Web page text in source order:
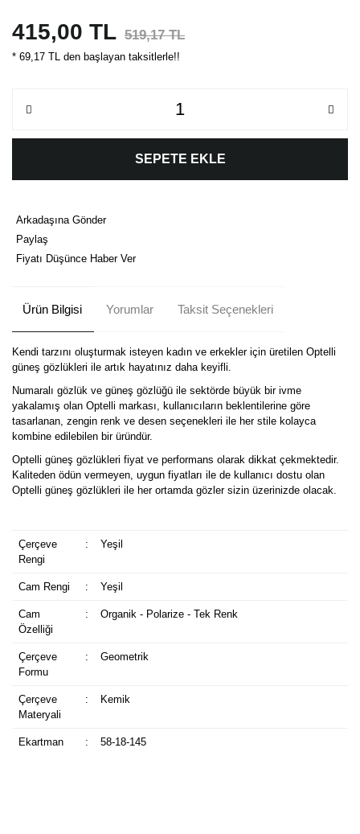
415,00 TL 519,17 TL
* 69,17 TL den başlayan taksitlerle!!
SEPETE EKLE
Arkadaşına Gönder
Paylaş
Fiyatı Düşünce Haber Ver
Ürün Bilgisi Yorumlar Taksit Seçenekleri
Kendi tarzını oluşturmak isteyen kadın ve erkekler için üretilen Optelli
güneş gözlükleri ile artık hayatınız daha keyifli.
Numaralı gözlük ve güneş gözlüğü ile sektörde büyük bir ivme
yakalamış olan Optelli markası, kullanıcıların beklentilerine göre
tasarlanan, zengin renk ve desen seçenekleri ile her stile kolayca
kombine edilebilen bir üründür.
Optelli güneş gözlükleri fiyat ve performans olarak dikkat çekmektedir.
Kaliteden ödün vermeyen, uygun fiyatları ile de kullanıcı dostu olan
Optelli güneş gözlükleri ile her ortamda gözler sizin üzerinizde olacak.
Çerçeve
Rengi
: Yeşil
Cam Rengi : Yeşil
Cam
Özelliği
: Organik - Polarize - Tek Renk
Çerçeve
Formu
: Geometrik
Çerçeve
Materyali
: Kemik
Ekartman : 58-18-145